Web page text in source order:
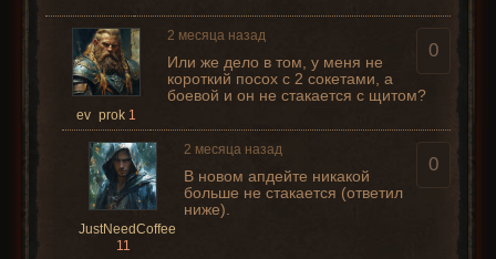
ev_prok 1
0
2 месяца назад
Или же дело в том, у меня не
короткий посох с 2 сокетами, а
боевой и он не стакается с щитом?
JustNeedCoffee
11
0
2 месяца назад
В новом апдейте никакой
больше не стакается (ответил
ниже).